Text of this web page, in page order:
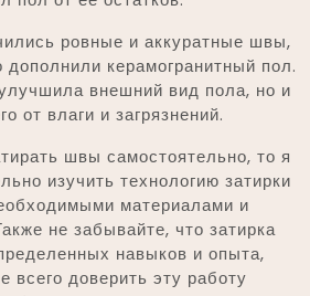
ровные и аккуратные швы,
дополнили керамогранитный пол.
внешний вид пола, но и
от влаги и загрязнений.
швы самостоятельно, то я
изучить технологию затирки
материалами и
не забывайте, что затирка
навыков и опыта,
всего доверить эту работу